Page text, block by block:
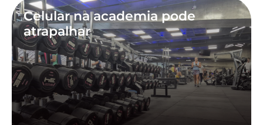
Celular na academia pode
atrapalhar